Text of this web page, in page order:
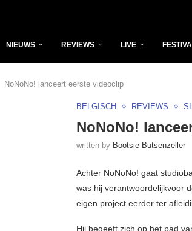
NIEUWS REVIEWS LIVE
NoNoNo! lanceert eerste videoclip
BELGISCH REVIEWS
NoNoNo!
written by Bootsie Butsenzeller
Achter NoNoNo! gaat
was hij verantwoordelijkvoor
eigen project eerder ter
Hij begeeft zich op het pad